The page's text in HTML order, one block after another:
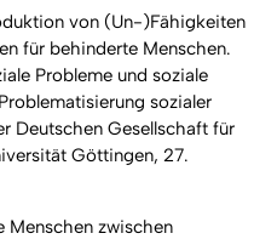
von (Un-)Fähigkeiten
für behinderte Menschen.
Probleme und soziale
sozialer
Deutschen Gesellschaft für
Göttingen, 27.
Menschen zwischen